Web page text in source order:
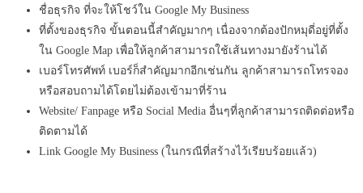
ชื่อธุรกิจ ที่จะให้โชว์ใน Google My Business
ที่ตั้งของธุรกิจ ขั้นตอนนี้สำคัญมากๆ เนื่องจากต้องปักหมุดี่อยู่ที่ตั้ง
ใน Google Map เพื่อให้ลูกค้าสามารถใช้เส้นทางมายังร้านได้
เบอร์โทรศัพท์ เบอร์ก็สำคัญมากอีกเช่นกัน ลูกค้าสามารถโทรจอง
หรือสอบถามได้โดยไม่ต้องเข้ามาที่ร้าน
Website/ Fanpage หรือ Social Media อื่นๆที่ลูกค้าสามารถติดต่อหรือ
ติดตามได้
Link Google My Business (ในกรณีที่สร้างไว้เรียบร้อยแล้ว)